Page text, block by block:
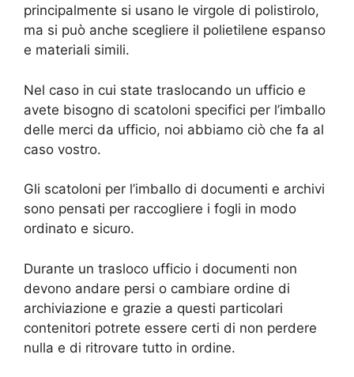
principalmente si usano le virgole di polistirolo,
ma si può anche scegliere il polietilene espanso
e materiali simili.
Nel caso in cui state traslocando un ufficio e
avete bisogno di scatoloni specifici per l’imballo
delle merci da ufficio, noi abbiamo ciò che fa al
caso vostro.
Gli scatoloni per l’imballo di documenti e archivi
sono pensati per raccogliere i fogli in modo
ordinato e sicuro.
Durante un trasloco ufficio i documenti non
devono andare persi o cambiare ordine di
archiviazione e grazie a questi particolari
contenitori potrete essere certi di non perdere
nulla e di ritrovare tutto in ordine.